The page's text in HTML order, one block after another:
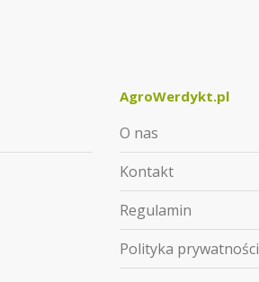
AgroWerdykt.pl
O nas
Kontakt
Regulamin
Polityka prywatności